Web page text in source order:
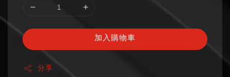
加入購物車
分享